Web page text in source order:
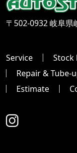
〒502-0932 岐阜
Service Stock
Repair & Tube-
Estimate